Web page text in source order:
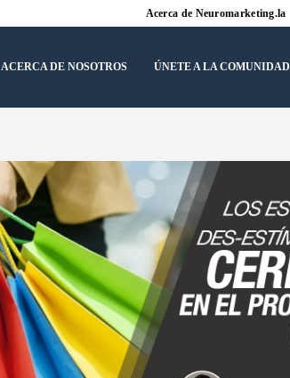
Acerca de Neuromarketing.la
ACERCA DE NOSOTROS ÚNETE A LA COMUNIDAD